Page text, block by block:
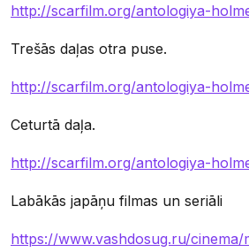
http://scarfilm.org/antologiya-
Trešās daļas otra puse.
http://scarfilm.org/antologiya-
Ceturtā daļa.
http://scarfilm.org/antologiya-
Labākās japāņu filmas un seriāli
https://www.vashdosug.ru/cinema/